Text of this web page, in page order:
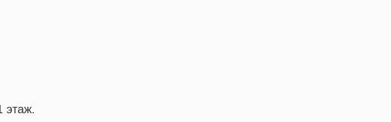
этаж.